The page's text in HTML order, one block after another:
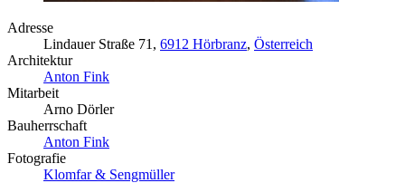
Adresse
Lindauer Straße 71, 6912 Hörbranz, Österreich
Architektur
Anton Fink
Mitarbeit
Arno Dörler
Bauherrschaft
Anton Fink
Fotografie
Klomfar & Sengmüller